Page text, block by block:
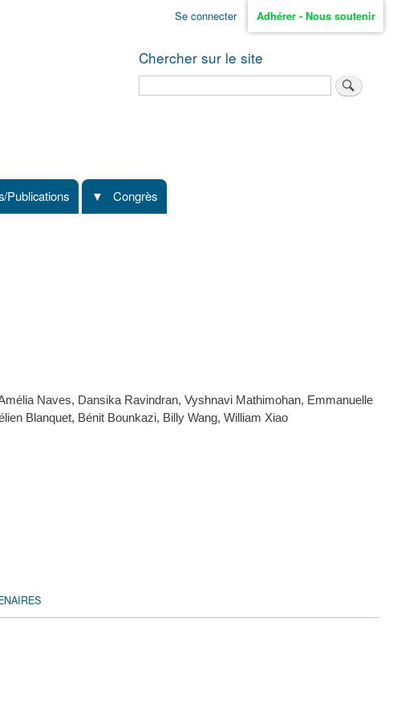
Se connecter Adhérer - Nous soutenir
Chercher sur le site
Publications Congrès
Naves, Dansika Ravindran, Vyshnavi Mathimohan, Emmanuelle
Blanquet, Bénit Bounkazi, Billy Wang, William Xiao